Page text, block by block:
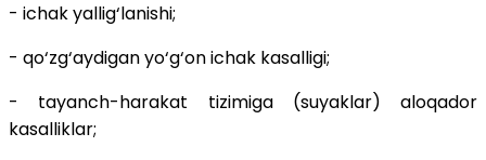
- ichak yallig‘lanishi;
- qo‘zg‘aydigan yo‘g‘on ichak kasalligi;
- tayanch-harakat tizimiga (suyaklar) aloqador
kasalliklar;